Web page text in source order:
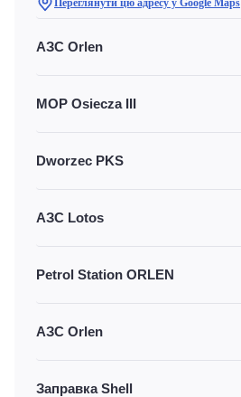
Переглянути цю адресу у Google Maps
АЗС Orlen
MOP Osiecza III
Dworzec PKS
АЗС Lotos
Petrol Station ORLEN
АЗС Orlen
Заправка Shell